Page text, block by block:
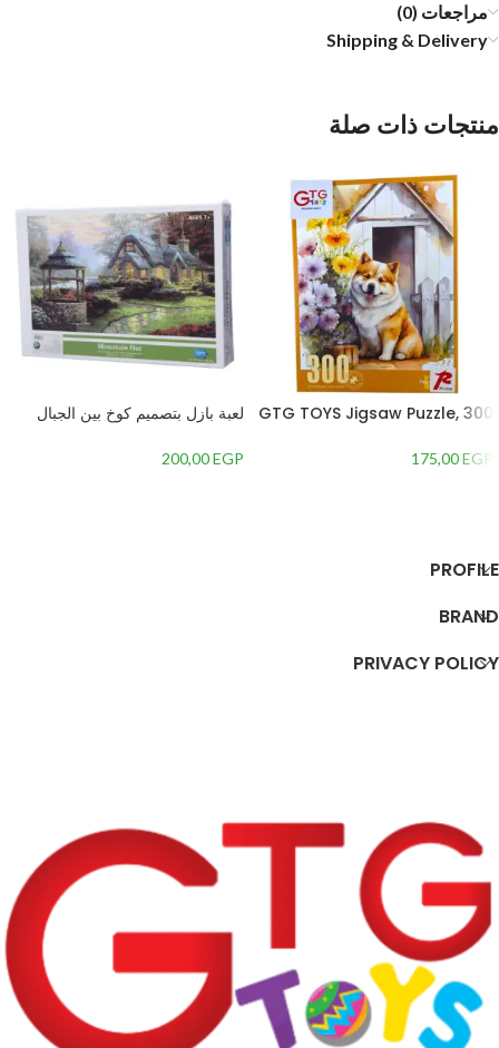
مراجعات (0)
Shipping & Delivery
منتجات ذات صلة
GTG TOYS Jigsaw Puzzle, 300
175,00EGP
لعبة بازل بتصميم كوخ بين الجبال
متعدد الألوان
200,00EGP
PROFILE
BRAND
PRIVACY POLICY